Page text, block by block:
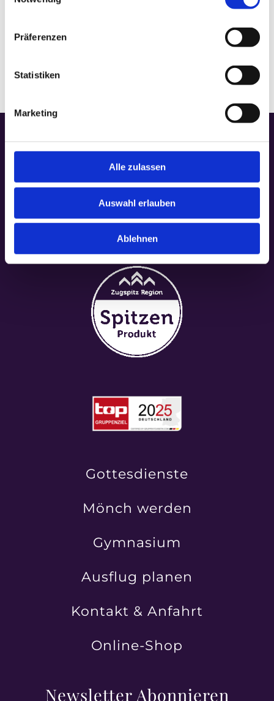
Präferenzen
Statistiken
Marketing
Alle zulassen
Auswahl erlauben
Ablehnen
Gedächtniskapelle
Gottesdienste
Mönch werden
Gymnasium
Ausflug planen
Kontakt & Anfahrt
Online-Shop
Newsletter Abonnieren